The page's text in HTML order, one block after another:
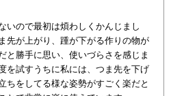
いので最初は煩わしくかんじまし
先が上がり、踵が下がる作りの物が
と勝手に思い、使いづらさを感じま
を試すうちに私には、つま先を下げ
ちをしてる様な姿勢がすごく楽だと